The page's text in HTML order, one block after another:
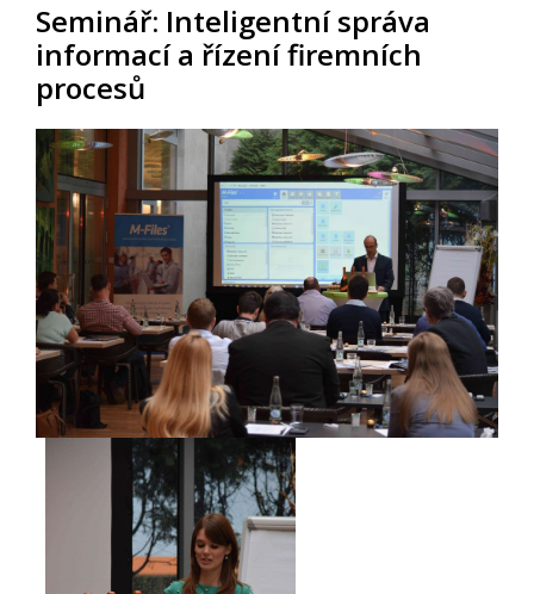
Seminář: Inteligentní správa
informací a řízení firemních
procesů